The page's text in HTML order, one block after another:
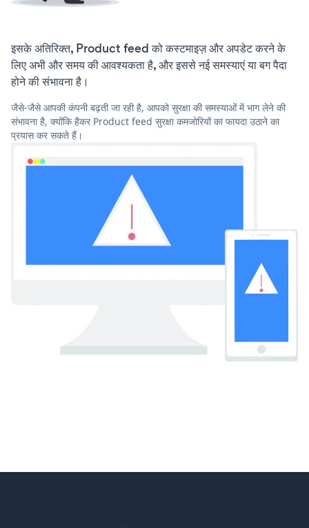
इसके अतिरिक्त, Product feed को कस्टमाइज़ और अपडेट करने के
लिए अभी और समय की आवश्यकता है, और इससे नई समस्याएं या बग पैदा
होने की संभावना है।
जैसे-जैसे आपकी कंपनी बढ़ती जा रही है, आपको सुरक्षा की समस्याओं में भाग लेने की
संभावना है, क्योंकि हैकर Product feed सुरक्षा कमजोरियों का फायदा उठाने का
प्रयास कर सकते हैं।